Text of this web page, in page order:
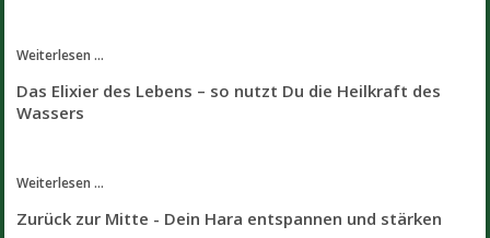
Weiterlesen ...
Das Elixier des Lebens – so nutzt Du die Heilkraft des
Wassers
Weiterlesen ...
Zurück zur Mitte - Dein Hara entspannen und stärken